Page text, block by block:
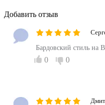
Добавить отзыв
Бардовский стиль на
0 0